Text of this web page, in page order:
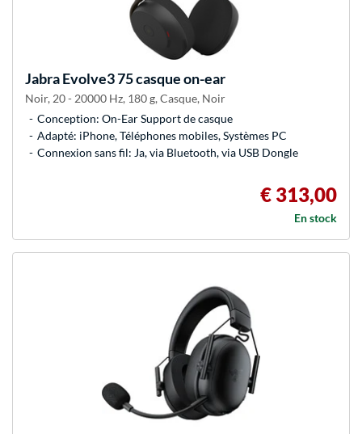
JabraEvolve3 75 casque on-ear
Noir, 20 - 20000 Hz, 180 g, Casque, Noir
Conception: On-Ear Support de casque
Adapté: iPhone, Téléphones mobiles, Systèmes PC
Connexion sans fil: Ja, via Bluetooth, via USB Dongle
€ 313,00
En stock